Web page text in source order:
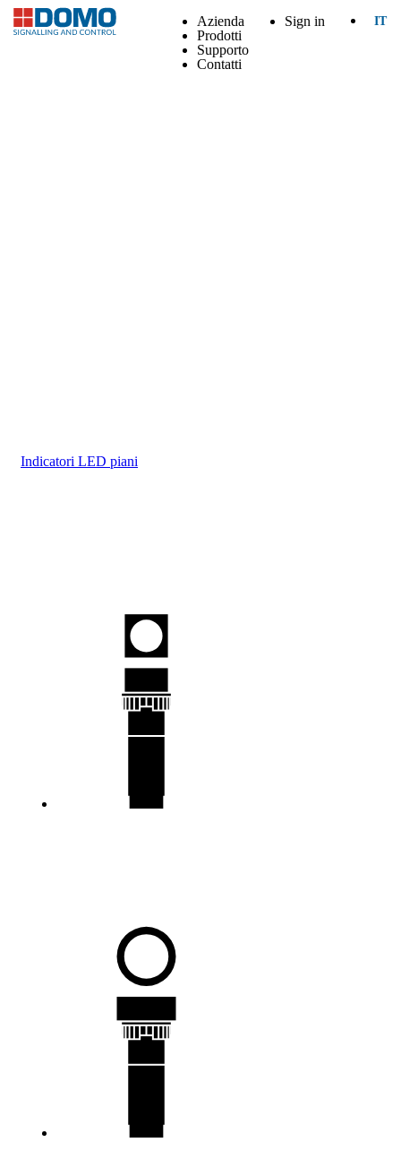
Azienda
Prodotti
Supporto
Contatti
Sign in IT
Indicatori LED piani